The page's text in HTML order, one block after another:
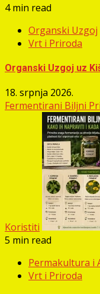
4 min read
Organski Uzgoj
Vrt i Priroda
Organski Uzgoj uz
18. srpnja 2026.
Fermentirani Biljni
Koristiti
5 min read
Permakultura i
Vrt i Priroda